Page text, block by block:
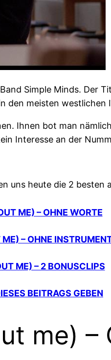
Simple Minds. Der
den meisten westlichen
Ihnen bot man
Interesse an der
uns heute die 2 besten
ME) – OHNE WORTE
– OHNE
ME) – 2 BONUSCLIPS
BEITRAGS GEBEN
me) –